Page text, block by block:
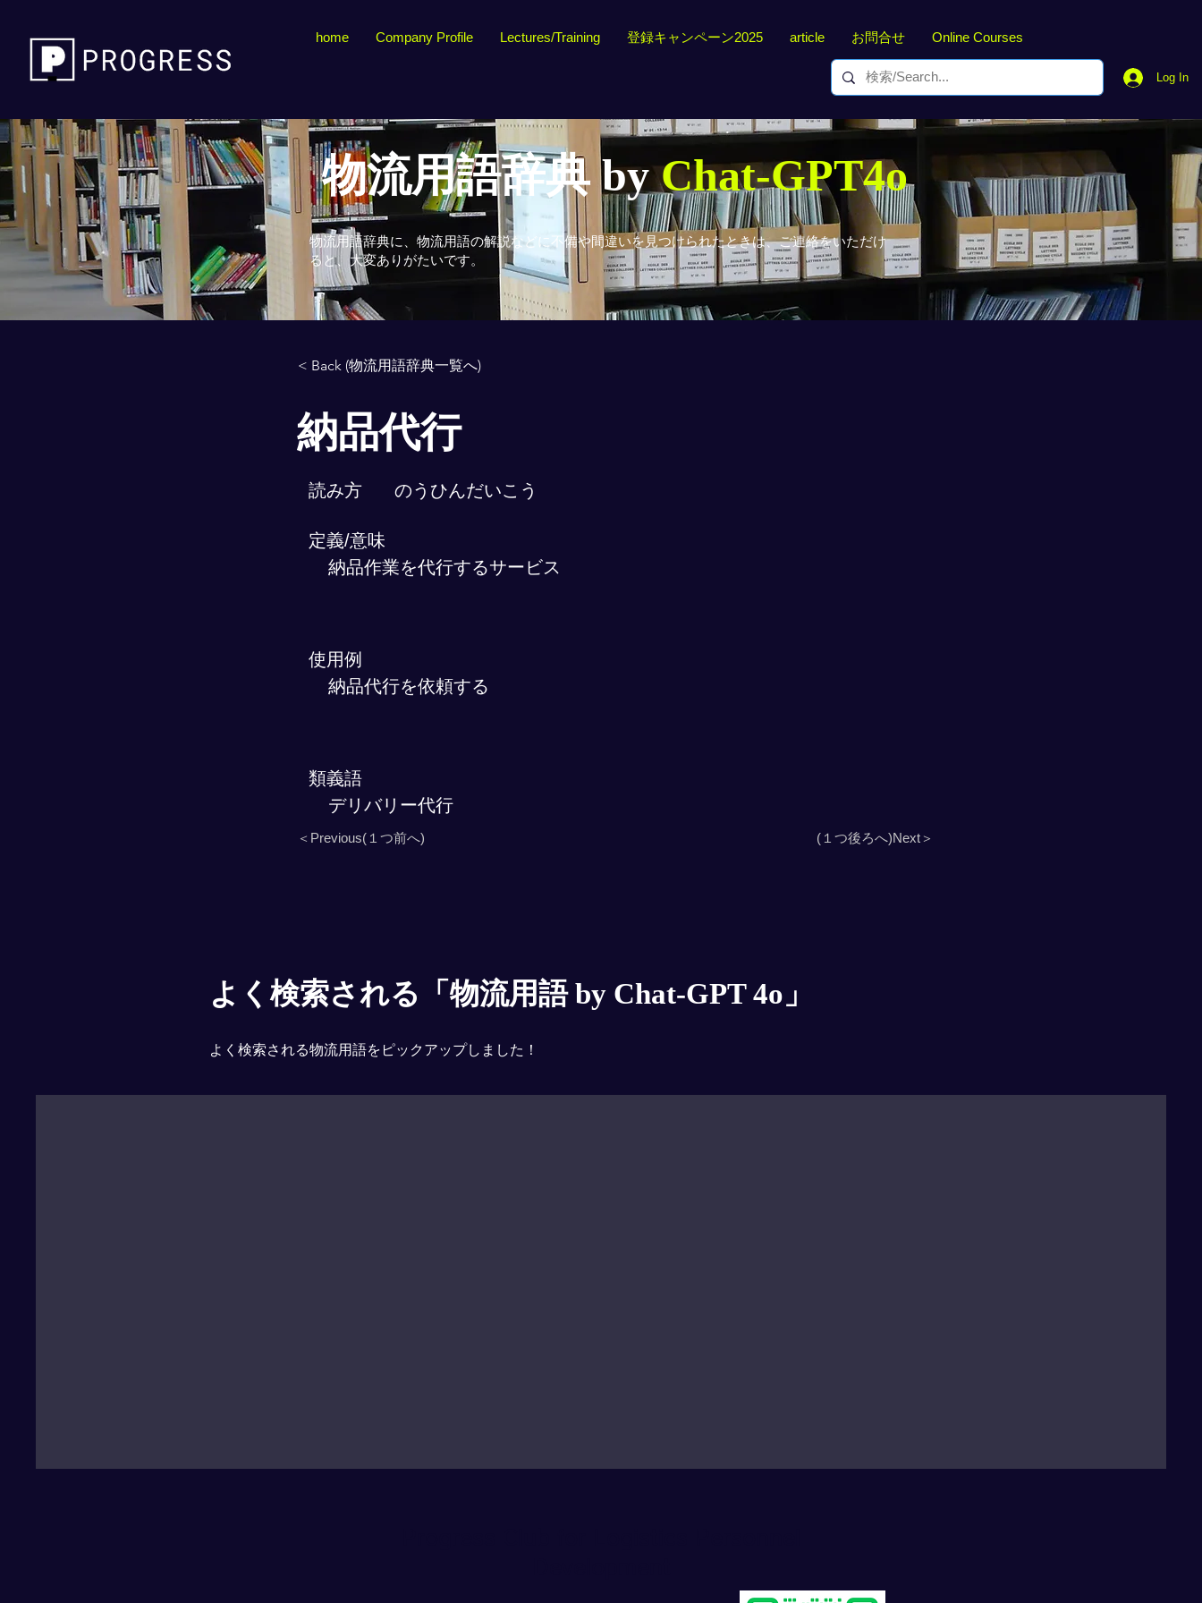
home Company Profile Lectures/Training 登録キャンペーン2025 article お問合せ Online Courses
Log In
物流用語辞典 byChat-GPT4o
物流用語辞典に、物流用語の解説などに不備や間違いを見つけられたときは、ご連絡をいただけ
ると、大変ありがたいです。
< Back (物流用語辞典一覧へ)
納品代行
読み方 のうひんだいこう
定義/意味
納品作業を代行するサービス
使用例
納品代行を依頼する
類義語
デリバリー代行
＜Previous(１つ前へ) (１つ後ろへ)Next＞
よく検索される「物流用語 by Chat-GPT 4o」
よく検索される物流用語をピックアップしました！